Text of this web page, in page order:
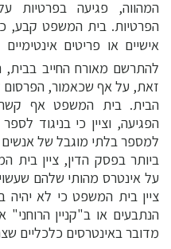
הפרטיות. בית המשפט קבע,
אישיים או פריטים
להתרשם מאורח החייב בבית,
זאת, על אף שכאמור, הפרסום
הבית. בית המשפט אף קשר
הפגיעה, וציין כי בניגוד
למספר בלתי מוגבל של
ביותר בפסק הדין, ציין בית
על אינטרס מהותי שלהם
ציין בית המשפט כי לא יהיה
הנתבעים או ב"קניין הרוחני"
מדובר באינטרסים כלכליים